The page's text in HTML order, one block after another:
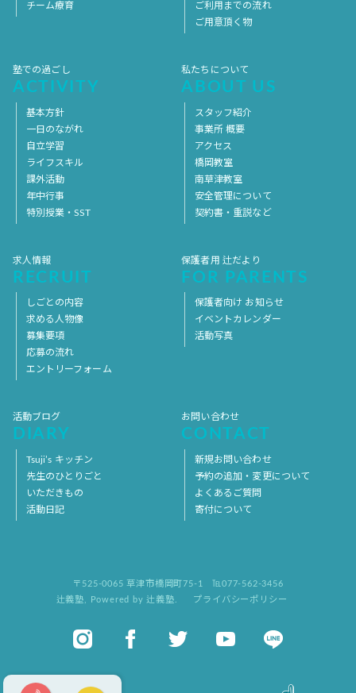
チーム療育
ご利用までの流れ
ご用意頂く物
塾での過ごし
ACTIVITY
基本方針
一日のながれ
自立学習
ライフスキル
課外活動
年中行事
特別授業・SST
私たちについて
ABOUT US
スタッフ紹介
事業所 概要
アクセス
橋岡教室
南草津教室
安全管理について
契約書・重説など
求人情報
RECRUIT
しごとの内容
求める人物像
募集要項
応募の流れ
エントリーフォーム
保護者用 辻だより
FOR PARENTS
保護者向け お知らせ
イベントカレンダー
活動写真
活動ブログ
DIARY
Tsuji’s キッチン
先生のひとりごと
いただきもの
活動日記
お問い合わせ
CONTACT
新規お問い合わせ
予約の追加・変更について
よくあるご質問
寄付について
〒525-0065 草津市橋岡町75-1
℡077-562-3456
辻義塾
Powered by 辻義塾. プライバシーポリシー